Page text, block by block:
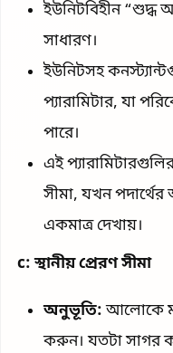
ইউনিটবিহীন “শুদ্ধ
সাধারণ।
ইউনিটসহ
প্যারামিটার, যা
পারে।
এই
সীমা, যখন
একমাত্র দেখায়।
c: স্থানীয় প্রেরণ সীমা
অনুভূতি:আলোকে
করুন। যতটা সাগর